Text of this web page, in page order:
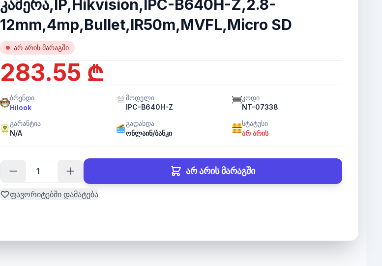
კამერა,IP,Hikvision,IPC-B640H-Z,2.8-
12mm,4mp,Bullet,IR50m,MVFL,Micro SD
არ არის მარაგში
283.55 ₾
ბრენდი
Hilook
მოდელი
IPC-B640H-Z
კოდი
NT-07338
გარანტია
N/A
გადახდა
ონლაინ/ბანკი
სტატუსი
არ არის
არ არის მარაგში
ფავორიტებში დამატება